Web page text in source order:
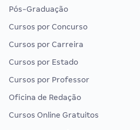
Pós-Graduação
Cursos por Concurso
Cursos por Carreira
Cursos por Estado
Cursos por Professor
Oficina de Redação
Cursos Online Gratuitos